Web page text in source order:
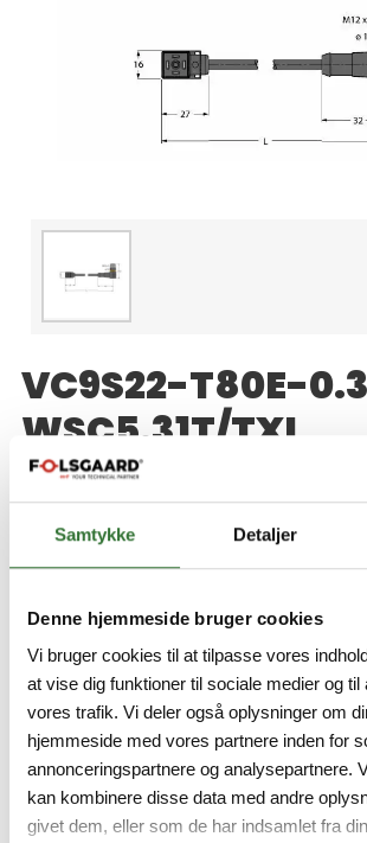
Samtykke Detaljer
Denne hjemmeside bruger cookies
Vi bruger cookies til at tilpasse vores
at vise dig funktioner til sociale medier og til
vores trafik. Vi deler også oplysninger om
hjemmeside med vores partnere inden for
annonceringspartnere og analysepartnere.
kan kombinere disse data med andre
givet dem, eller som de har indsamlet fra
VC9S22-T80E-
WSC5.31T/TXL
Product number:
Valve connector, CI, 2-pin + PE,
according to the DIN EN 175301-803,
compliant, Protection class: IP65,
Sheath material: PUR, Sheath color:
for drag chain use, Resistant to
Resistant to chemicals and oils, UV
resistance, Flame retardant, Free
silicone, PVC and LABS, M12 male,
Minimum order quantity: 1